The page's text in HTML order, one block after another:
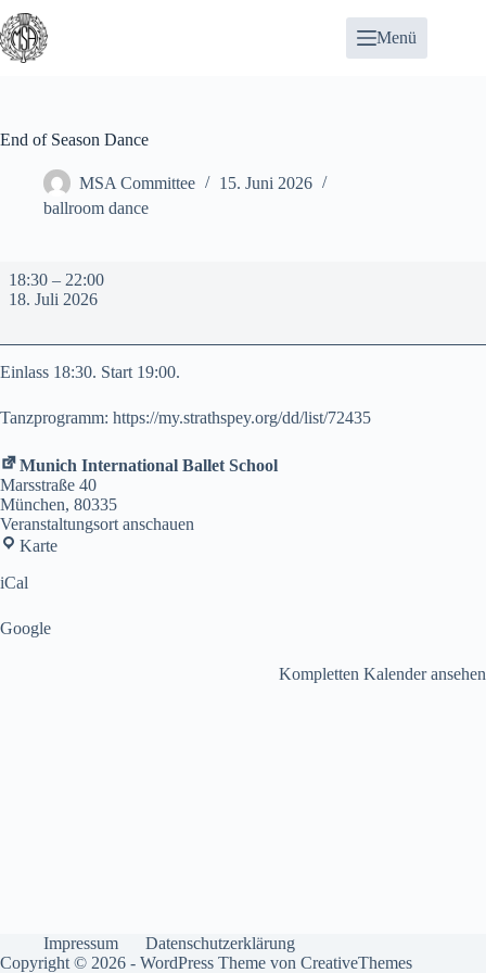
Inhalt
springen
Menü
End of Season Dance
MSA Committee
15. Juni 2026
ballroom dance
End
of
Season
18:30 – 22:00
18. Juli 2026
Einlass 18:30. Start 19:00.
Tanzprogramm: https://my.strathspey.org/dd/list/72435
Munich International Ballet School
Marsstraße 40
München, 80335
Veranstaltungsort anschauen
KarteMunich
iCal
Google
Kompletten Kalender ansehen
Impressum
Datenschutzerklärung
Copyright © 2026 - WordPress Theme von CreativeThemes